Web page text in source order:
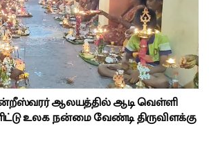
ஆலயத்தில் ஆடி வெள்ளி
உலக நன்மை வேண்டி திருவிளக்கு